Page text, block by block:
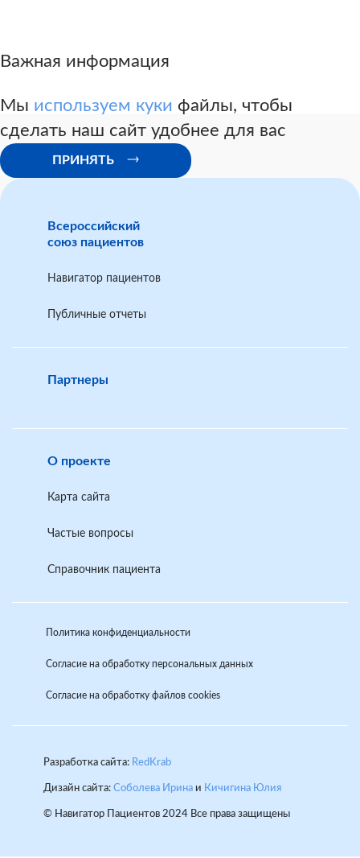
Важная информация
Мы используем куки файлы, чтобы
сделать наш сайт удобнее для вас
ПРИНЯТЬ
Всероссийский
союз пациентов
Навигатор пациентов
Публичные отчеты
Партнеры
О проекте
Карта сайта
Частые вопросы
Справочник пациента
Разработка сайта: RedKrab
Дизайн сайта: Соболева Ирина и Кичигина Юлия
© Навигатор Пациентов 2024 Все права защищены
Политика конфиденциальности
Согласие на обработку персональных данных
Согласие на обработку файлов cookies